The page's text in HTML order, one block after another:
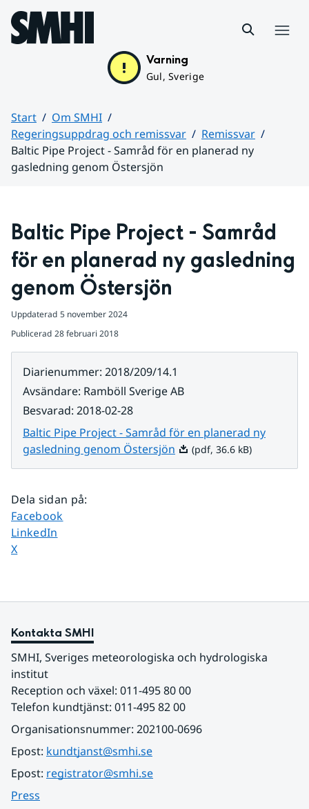
Hoppa till sidans innehåll
Varning
Gul, Sverige
Start
Om SMHI
Regeringsuppdrag och remissvar
Remissvar
Baltic Pipe Project - Samråd för en planerad ny
gasledning genom Östersjön
Baltic Pipe Project - Samråd
för en planerad ny gasledning
genom Östersjön
Uppdaterad 5 november 2024
Publicerad 28 februari 2018
Diarienummer: 2018/209/14.1
Avsändare: Ramböll Sverige AB
Besvarad: 2018-02-28
Baltic Pipe Project - Samråd för en planerad ny
gasledning genom Östersjön Pdf, 36.6 kB.
(pdf, 36.6 kB)
Dela sidan på:
Dela sidan på
Facebook
Dela sidan på
LinkedIn
Dela sidan på
X
Kontakta SMHI
SMHI, Sveriges meteorologiska och hydrologiska
institut
Reception och växel: 011-495 80 00
Telefon kundtjänst: 011-495 82 00
Organisationsnummer: 202100-0696
Epost: kundtjanst@smhi.se
Epost: registrator@smhi.se
Press